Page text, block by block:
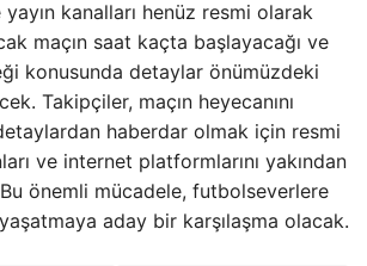
kanalları henüz resmi olarak
maçın saat kaçta başlayacağı ve
konusunda detaylar önümüzdeki
Takipçiler, maçın heyecanını
haberdar olmak için resmi
ve internet platformlarını yakından
önemli mücadele, futbolseverlere
aday bir karşılaşma olacak.